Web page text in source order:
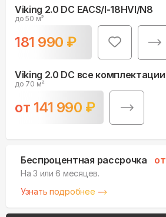
Viking 2.0 DC EACS/I-18HVI/N8
до 50 м²
181 990 ₽
Viking 2.0 DC все комплектации
до 70 м²
от 141 990 ₽
Беспроцентная рассрочка от
На 3 или 6 месяцев.
Узнать подробнее